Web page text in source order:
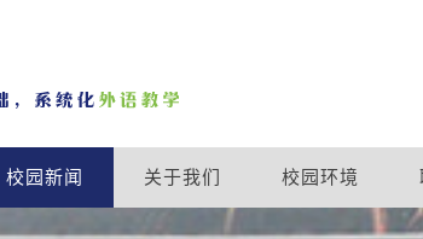
校园新闻 关于我们 校园环境